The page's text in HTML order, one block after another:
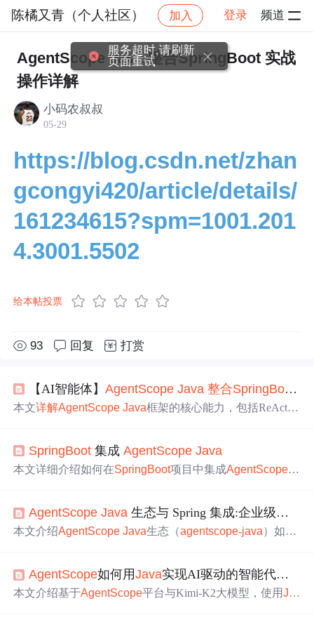
陈橘又青（个人社区） 加入 登录 频道
社区 陈橘又青（个人社区） 交流讨论 帖子详
AgentScope Java 整合SpringBoot 实战
操作详解
小码农叔叔
05-29
https://blog.csdn.net/zhan
gcongyi420/article/details/
161234615?spm=1001.201
4.3001.5502
给本帖投票
93 回复 打赏
【AI智能体】AgentScope Java 整合SpringBoot
本文详解AgentScope Java框架的核心能力，包括ReAct智
配置管理、工具注册、多角色Agent定义、响应式业务封
装及多智能体流水线实现，覆盖开发、调试与生产部署关
SpringBoot 集成AgentScope Java
本文详细介绍如何在SpringBoot项目中集成AgentScope J
法，助力开发者快速构建AIAgent应用。
AgentScope Java 生态与 Spring 集成:企业级后端开发实践
本文介绍AgentScope Java生态（agentscope-java）如何
态加载（Fat JAR/Git/ZIP）、Reactor响应式线程模型及RES
T API/Batch/Gateway实战场景，助力企业级AIAgent后端
AgentScope如何用Java实现AI驱动的智能代理开发
本文介绍基于AgentScope平台与Kimi-K2大模型，使用Ja
服务超时,请刷新
页面重试